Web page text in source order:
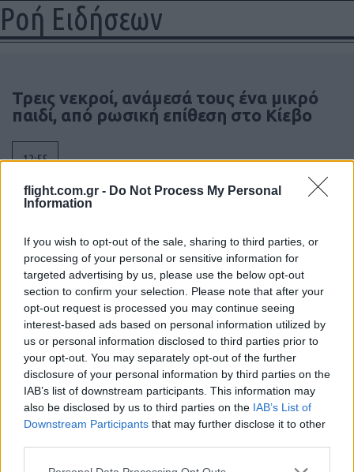
flight.com.gr - Do Not Process My Personal
Information
If you wish to opt-out of the sale, sharing to third parties, or
processing of your personal or sensitive information for
targeted advertising by us, please use the below opt-out
section to confirm your selection. Please note that after your
opt-out request is processed you may continue seeing
interest-based ads based on personal information utilized by
us or personal information disclosed to third parties prior to
your opt-out. You may separately opt-out of the further
disclosure of your personal information by third parties on the
IAB’s list of downstream participants. This information may
also be disclosed by us to third parties on the IAB’s List of
Downstream Participants that may further disclose it to other
Please note that this website/app uses one or more Google
Ροή Ειδήσεων
Τρεις νεκροί, ανάμεσά τους ένα μικρό
παιδί, από ρωσική επίθεση στο Κίεβο
12:55
3 Block IIA
12:37
Rheinmetall–Lockheed Martin:
Ευρωπαϊκή παραγωγή ATACMS
10:55